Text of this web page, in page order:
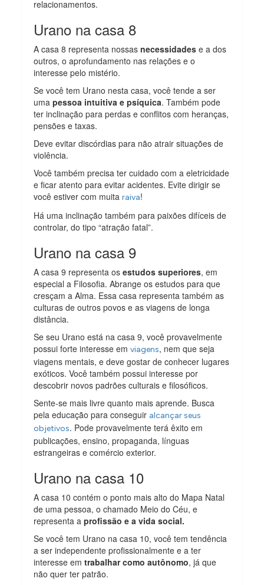
relacionamentos.
Urano na casa 8
A casa 8 representa nossasnecessidades e a dos
outros, o aprofundamento nas relações e o
interesse pelo mistério.
Se você tem Urano nesta casa, você tende a ser
umapessoa intuitiva e psíquica. Também pode
ter inclinação para perdas e conflitos com heranças,
pensões e taxas.
Deve evitar discórdias para não atrair situações de
violência.
Você também precisa ter cuidado com a eletricidade
e ficar atento para evitar acidentes. Evite dirigir se
você estiver com muitaraiva!
Há uma inclinação também para paixões difíceis de
controlar, do tipo “atração fatal”.
Urano na casa 9
A casa 9 representa osestudos superiores, em
especial a Filosofia. Abrange os estudos para que
cresçam a Alma. Essa casa representa também as
culturas de outros povos e as viagens de longa
distância.
Se seu Urano está na casa 9, você provavelmente
possui forte interesse emviagens, nem que seja
viagens mentais, e deve gostar de conhecer lugares
exóticos. Você também possui interesse por
descobrir novos padrões culturais e filosóficos.
Sente-se mais livre quanto mais aprende. Busca
pela educação para conseguir alcançar seus
objetivos. Pode provavelmente terá êxito em
publicações, ensino, propaganda, línguas
estrangeiras e comércio exterior.
Urano na casa 10
A casa 10 contém o ponto mais alto do Mapa Natal
de uma pessoa, o chamado Meio do Céu, e
representa aprofissão e a vida social.
Se você tem Urano na casa 10, você tem tendência
a ser independente profissionalmente e a ter
interesse emtrabalhar como autônomo, já que
não quer ter patrão.